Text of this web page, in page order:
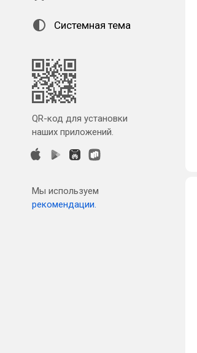
Системная тема
QR-код для установки
наших приложений.
Мы используем
рекомендации.